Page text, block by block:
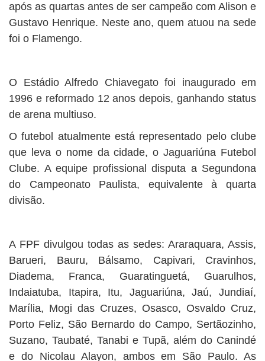
após as quartas antes de ser campeão com Alison e
Gustavo Henrique. Neste ano, quem atuou na sede
foi o Flamengo.
O Estádio Alfredo Chiavegato foi inaugurado em
1996 e reformado 12 anos depois, ganhando status
de arena multiuso.
O futebol atualmente está representado pelo clube
que leva o nome da cidade, o Jaguariúna Futebol
Clube. A equipe profissional disputa a Segundona
do Campeonato Paulista, equivalente à quarta
divisão.
A FPF divulgou todas as sedes: Araraquara, Assis,
Barueri, Bauru, Bálsamo, Capivari, Cravinhos,
Diadema, Franca, Guaratinguetá, Guarulhos,
Indaiatuba, Itapira, Itu, Jaguariúna, Jaú, Jundiaí,
Marília, Mogi das Cruzes, Osasco, Osvaldo Cruz,
Porto Feliz, São Bernardo do Campo, Sertãozinho,
Suzano, Taubaté, Tanabi e Tupã, além do Canindé
e do Nicolau Alayon, ambos em São Paulo. As